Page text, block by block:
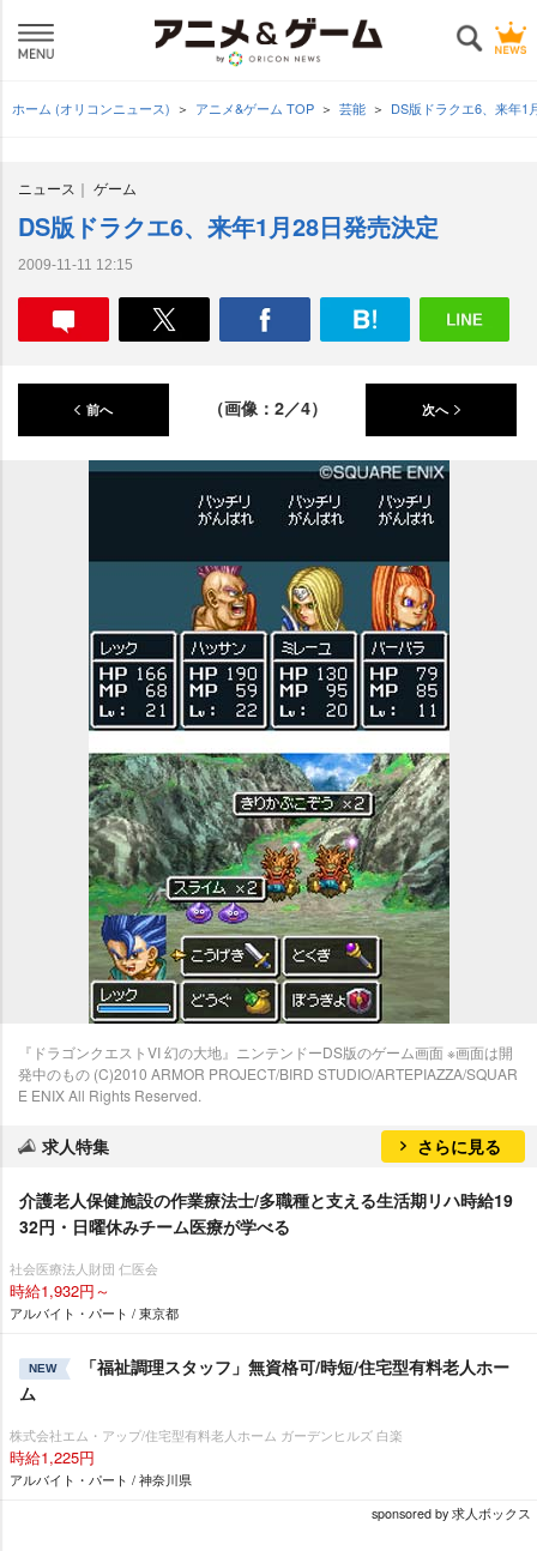
ホーム (オリコンニュース) アニメ&ゲーム TOP 芸能 DS版ドラクエ6、来年1
ニュース ゲーム
DS版ドラクエ6、来年1月28日発売決定
2009-11-11 12:15
前へ （画像：2／4） 次へ
『ドラゴンクエストVI 幻の大地』ニンテンドーDS版のゲーム画面 ※画面は開
発中のもの (C)2010 ARMOR PROJECT/BIRD STUDIO/ARTEPIAZZA/SQUAR
E ENIX All Rights Reserved.
求人特集 さらに見る
介護老人保健施設の作業療法士/多職種と支える生活期リハ時給19
32円・日曜休みチーム医療が学べる
社会医療法人財団 仁医会
時給1,932円～
アルバイト・パート / 東京都
NEW
「福祉調理スタッフ」無資格可/時短/住宅型有料老人ホー
ム
株式会社エム・アップ/住宅型有料老人ホーム ガーデンヒルズ 白楽
時給1,225円
アルバイト・パート / 神奈川県
sponsored by 求人ボックス